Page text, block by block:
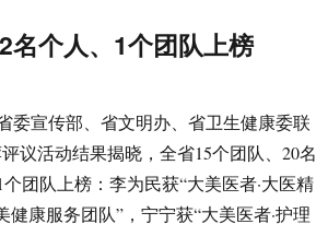
个人、1个团队上榜
委宣传部、省文明办、省卫生健康委联
议活动结果揭晓，全省15个团队、20名
团队上榜：李为民获“大美医者·大医精
康服务团队”，宁宁获“大美医者·护理